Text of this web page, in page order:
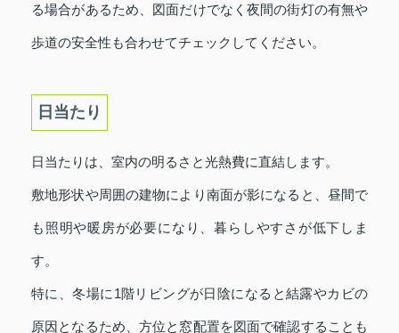
る場合があるため、図面だけでなく夜間の街灯の有無や
歩道の安全性も合わせてチェックしてください。
日当たり
日当たりは、室内の明るさと光熱費に直結します。
敷地形状や周囲の建物により南面が影になると、昼間で
も照明や暖房が必要になり、暮らしやすさが低下しま
す。
特に、冬場に1階リビングが日陰になると結露やカビの
原因となるため、方位と窓配置を図面で確認することも